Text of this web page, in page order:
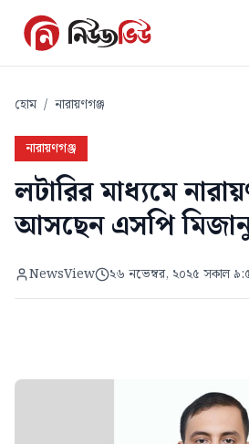
হোম / নারায়ণগঞ্জ
নারায়ণগঞ্জ
লটারির মাধ্যমে
আসছেন এসপি
NewsView ২৬ নভেম্বর, ২০২৫ সকাল